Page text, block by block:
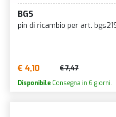
BGS
pin di ricambio per art.
€ 4,10 € 7,47
Disponibile Consegna in 6 giorni.